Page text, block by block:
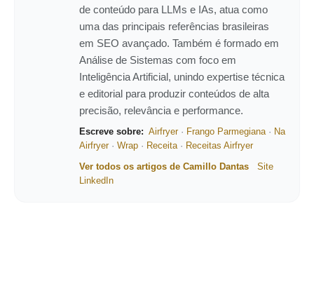
de conteúdo para LLMs e IAs, atua como
uma das principais referências brasileiras
em SEO avançado. Também é formado em
Análise de Sistemas com foco em
Inteligência Artificial, unindo expertise técnica
e editorial para produzir conteúdos de alta
precisão, relevância e performance.
Escreve sobre: Airfryer· Frango Parmegiana· Na
Airfryer· Wrap · Receita· Receitas Airfryer
Ver todos os artigos de Camillo Dantas
Site
LinkedIn